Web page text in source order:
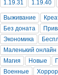
1.19.31
1.19.40
Выживание
Без доната
Экономика
Маленький онлайн
Магия
Новые
Военные
Хоррор